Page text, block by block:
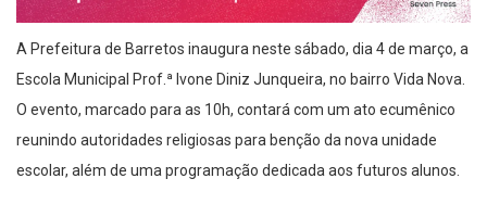
A Prefeitura de Barretos inaugura neste sábado, dia 4 de março, a
Escola Municipal Prof.ª Ivone Diniz Junqueira, no bairro Vida Nova.
O evento, marcado para as 10h, contará com um ato ecumênico
reunindo autoridades religiosas para benção da nova unidade
escolar, além de uma programação dedicada aos futuros alunos.